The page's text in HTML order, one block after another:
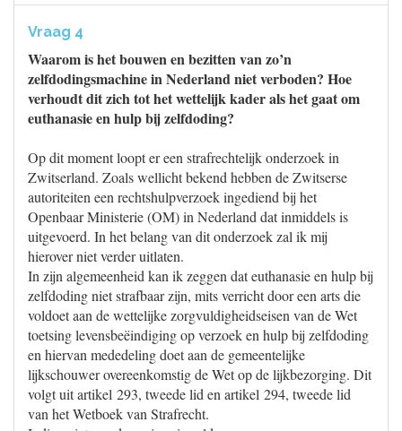
Vraag 4
Waarom is het bouwen en bezitten van zo’n
zelfdodingsmachine in Nederland niet verboden? Hoe
verhoudt dit zich tot het wettelijk kader als het gaat om
euthanasie en hulp bij zelfdoding?
Op dit moment loopt er een strafrechtelijk onderzoek in
Zwitserland. Zoals wellicht bekend hebben de Zwitserse
autoriteiten een rechtshulpverzoek ingediend bij het
Openbaar Ministerie (OM) in Nederland dat inmiddels is
uitgevoerd. In het belang van dit onderzoek zal ik mij
hierover niet verder uitlaten.
In zijn algemeenheid kan ik zeggen dat euthanasie en hulp bij
zelfdoding niet strafbaar zijn, mits verricht door een arts die
voldoet aan de wettelijke zorgvuldigheidseisen van de Wet
toetsing levensbeëindiging op verzoek en hulp bij zelfdoding
en hiervan mededeling doet aan de gemeentelijke
lijkschouwer overeenkomstig de Wet op de lijkbezorging. Dit
volgt uit artikel 293, tweede lid en artikel 294, tweede lid
van het Wetboek van Strafrecht.